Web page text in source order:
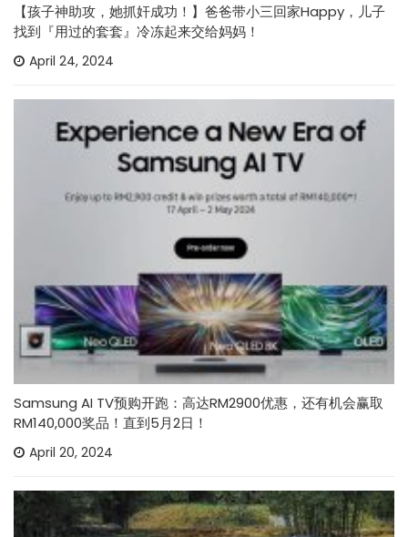
【孩子神助攻，她抓奸成功！】爸爸带小三回家Happy，儿子
找到『用过的套套』冷冻起来交给妈妈！
April 24, 2024
Samsung AI TV预购开跑：高达RM2900优惠，还有机会赢取
RM140,000奖品！直到5月2日！
April 20, 2024